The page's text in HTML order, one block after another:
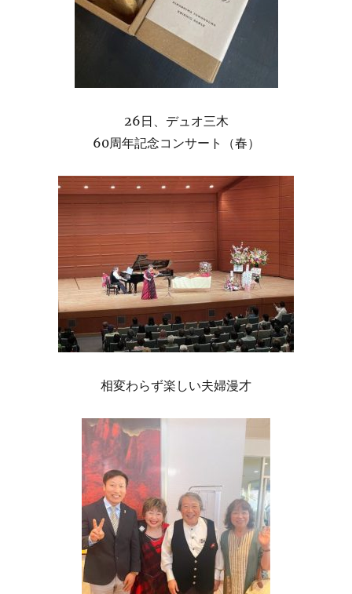
26日、デュオ三木
60周年記念コンサート（春）
相変わらず楽しい夫婦漫才